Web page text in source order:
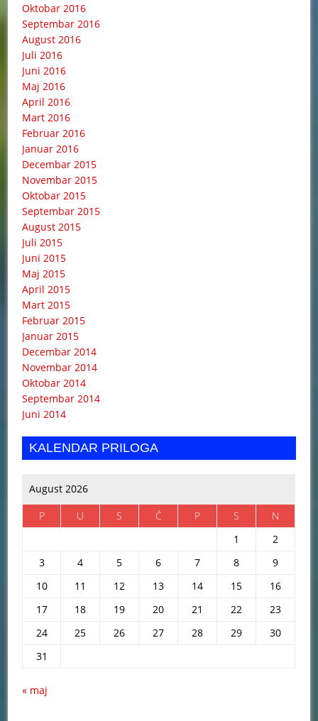
Oktobar 2016
Septembar 2016
August 2016
Juli 2016
Juni 2016
Maj 2016
April 2016
Mart 2016
Februar 2016
Januar 2016
Decembar 2015
Novembar 2015
Oktobar 2015
Septembar 2015
August 2015
Juli 2015
Juni 2015
Maj 2015
April 2015
Mart 2015
Februar 2015
Januar 2015
Decembar 2014
Novembar 2014
Oktobar 2014
Septembar 2014
Juni 2014
KALENDAR PRILOGA
August 2026
P
U S Č P S
N
1
2
3
4 5 6 7 8
9
10
11 12 13 14 15
16
17
18 19 20 21 22
23
24
25 26 27 28 29
30
31
« maj